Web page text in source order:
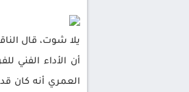
يلا شوت، قال
أن الأداء
العمري أنه كان